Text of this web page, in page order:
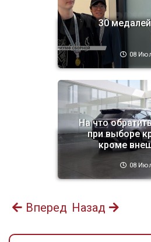
30
08
На что
при выборе
кроме
08
Вперед Назад